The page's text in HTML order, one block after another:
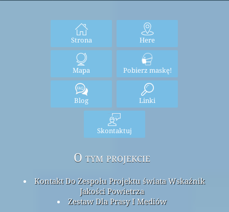
Strona Here
Mapa Pobierz maskę!
Blog Linki
Skontaktuj
O tym projekcie
Kontakt Do Zespołu Projektu świata Wskaźnik
Jakości Powietrza
Zestaw Dla Prasy I Mediów